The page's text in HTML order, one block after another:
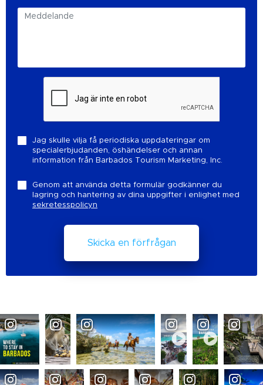
Jag skulle vilja få periodiska uppdateringar om
specialerbjudanden, öshändelser och annan
information från Barbados Tourism Marketing, Inc.
Genom att använda detta formulär godkänner du
lagring och hantering av dina uppgifter i enlighet med
sekretesspolicyn